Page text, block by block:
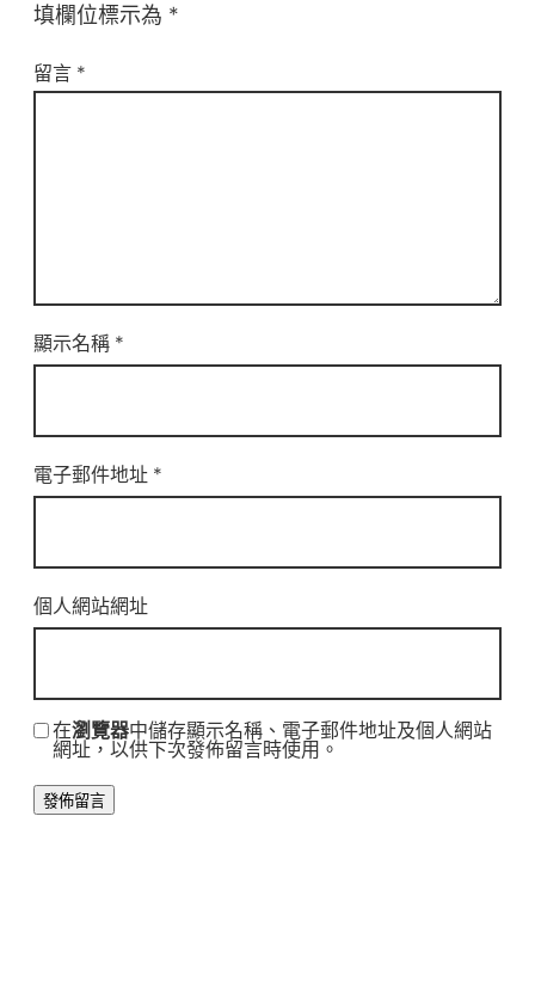
填欄位標示為 *
留言 *
顯示名稱 *
電子郵件地址 *
個人網站網址
在瀏覽器中儲存顯示名稱、電子郵件地址及個人網站
網址，以供下次發佈留言時使用。